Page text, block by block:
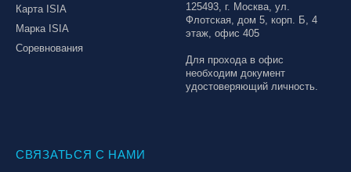
Карта ISIA
Марка ISIA
Соревнования
125493, г. Москва, ул.
Флотская, дом 5, корп. Б, 4
этаж, офис 405
Для прохода в офис
необходим документ
удостоверяющий личность.
СВЯЗАТЬСЯ С НАМИ